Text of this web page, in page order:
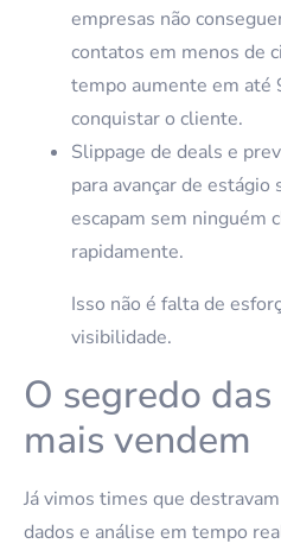
empresas não
contatos em menos de
tempo aumente em até
conquistar o cliente.
Slippage de deals e
para avançar de
escapam sem ninguém
rapidamente.
Isso não é falta de
visibilidade.
O segredo
mais vendem
Já vimos times que
dados e análise em tempo